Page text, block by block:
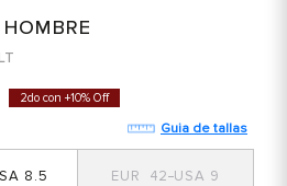
2do con +10% Off
Guia de tallas
8.5 9
42